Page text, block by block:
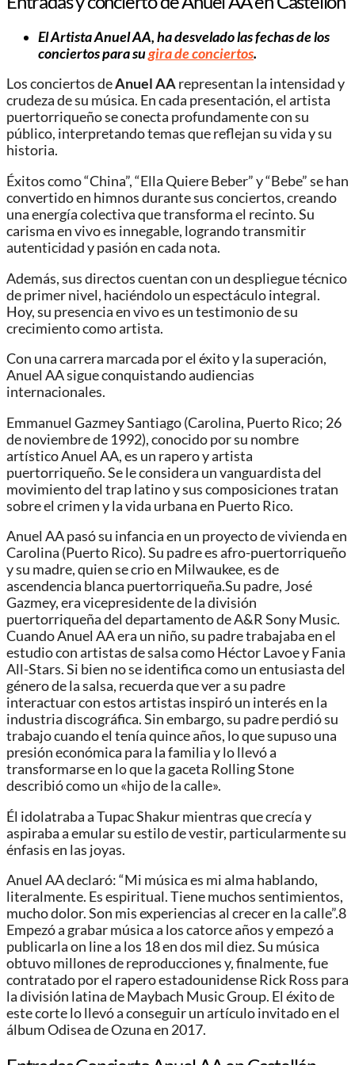
El Artista Anuel AA, ha desvelado las fechas de los
conciertos para sugira de conciertos.
Los conciertos deAnuel AArepresentan la intensidad y
crudeza de su música. En cada presentación, el artista
puertorriqueño se conecta profundamente con su
público, interpretando temas que reflejan su vida y su
historia.
Éxitos como “China”, “Ella Quiere Beber” y “Bebe” se han
convertido en himnos durante sus conciertos, creando
una energía colectiva que transforma el recinto. Su
carisma en vivo es innegable, logrando transmitir
autenticidad y pasión en cada nota.
Además, sus directos cuentan con un despliegue técnico
de primer nivel, haciéndolo un espectáculo integral.
Hoy, su presencia en vivo es un testimonio de su
crecimiento como artista.
Con una carrera marcada por el éxito y la superación,
Anuel AA sigue conquistando audiencias
internacionales.
Emmanuel Gazmey Santiago (Carolina, Puerto Rico; 26
de noviembre de 1992), conocido por su nombre
artístico Anuel AA, es un rapero y artista
puertorriqueño. Se le considera un vanguardista del
movimiento del trap latino y sus composiciones tratan
sobre el crimen y la vida urbana en Puerto Rico.
Anuel AA pasó su infancia en un proyecto de vivienda en
Carolina (Puerto Rico). Su padre es afro-puertorriqueño
y su madre, quien se crio en Milwaukee, es de
ascendencia blanca puertorriqueña.Su padre, José
Gazmey, era vicepresidente de la división
puertorriqueña del departamento de A&R Sony Music.
Cuando Anuel AA era un niño, su padre trabajaba en el
estudio con artistas de salsa como Héctor Lavoe y Fania
All-Stars. Si bien no se identifica como un entusiasta del
género de la salsa, recuerda que ver a su padre
interactuar con estos artistas inspiró un interés en la
industria discográfica.​ Sin embargo, su padre perdió su
trabajo cuando el tenía quince años, lo que supuso una
presión económica para la familia y lo llevó a
transformarse en lo que la gaceta Rolling Stone
describió como un «hijo de la calle».
Él idolatraba a Tupac Shakur mientras que crecía y
aspiraba a emular su estilo de vestir, particularmente su
énfasis en las joyas.
Anuel AA declaró: “Mi música es mi alma hablando,
literalmente. Es espiritual. Tiene muchos sentimientos,
mucho dolor. Son mis experiencias al crecer en la calle”.8​
Empezó a grabar música a los catorce años y empezó a
publicarla on line a los 18 en dos mil diez. Su música
obtuvo millones de reproducciones y, finalmente, fue
contratado por el rapero estadounidense Rick Ross para
la división latina de Maybach Music Group. El éxito de
este corte lo llevó a conseguir un artículo invitado en el
álbum Odisea de Ozuna en 2017.